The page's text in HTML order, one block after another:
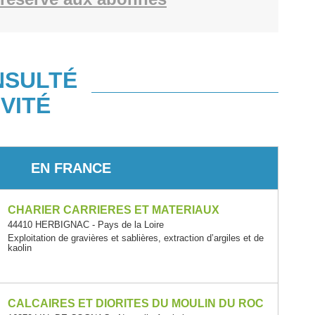
EN FRANCE
CHARIER CARRIERES ET MATERIAUX
44410 HERBIGNAC - Pays de la Loire
Exploitation de gravières et sablières, extraction d’argiles et de
kaolin
CALCAIRES ET DIORITES DU MOULIN DU ROC